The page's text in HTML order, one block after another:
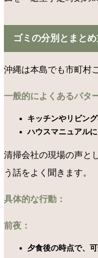
ゴミの分別とまと
沖縄は本島でも市町村
一般的によくあるパタ
キッチンやリビン
ハウスマニュアル
清掃会社の現場の声と
う話をよく聞きます。
具体的な行動：
前夜：
夕食後の時点で、